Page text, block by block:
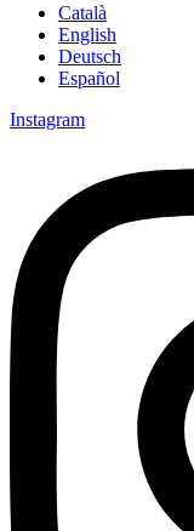
Català
English
Deutsch
Español
Instagram